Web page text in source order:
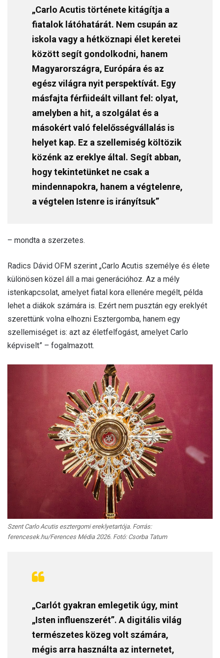
„Carlo Acutis története kitágítja a
fiatalok látóhatárát. Nem csupán az
iskola vagy a hétköznapi élet keretei
között segít gondolkodni, hanem
Magyarországra, Európára és az
egész világra nyit perspektívát. Egy
másfajta férfiideált villant fel: olyat,
amelyben a hit, a szolgálat és a
másokért való felelősségvállalás is
helyet kap. Ez a szellemiség költözik
közénk az ereklye által. Segít abban,
hogy tekintetünket ne csak a
mindennapokra, hanem a végtelenre,
a végtelen Istenre is irányítsuk”
– mondta a szerzetes.
Radics Dávid OFM szerint „Carlo Acutis személye és élete
különösen közel áll a mai generációhoz. Az a mély
istenkapcsolat, amelyet fiatal kora ellenére megélt, példa
lehet a diákok számára is. Ezért nem pusztán egy ereklyét
szerettünk volna elhozni Esztergomba, hanem egy
szellemiséget is: azt az életfelfogást, amelyet Carlo
képviselt” – fogalmazott.
Szent Carlo Acutis esztergomi ereklyetartója. Forrás:
ferencesek.hu/Ferences Média 2026. Fotó: Csorba Tatum
„Carlót gyakran emlegetik úgy, mint
„Isten influenszerét”. A digitális világ
természetes közeg volt számára,
mégis arra használta az internetet,